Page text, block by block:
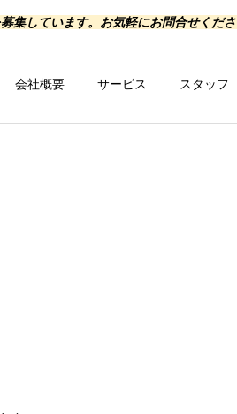
集しています。お気軽にお問合せくださ
会社概要 サービス スタッフ